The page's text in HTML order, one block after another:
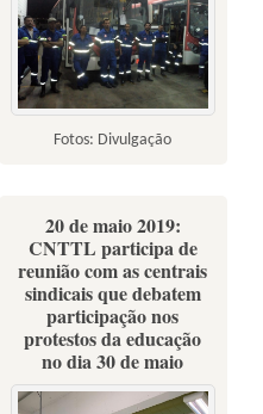
Fotos: Divulgação
20 de maio 2019:
CNTTL participa de
reunião com as centrais
sindicais que debatem
participação nos
protestos da educação
no dia 30 de maio